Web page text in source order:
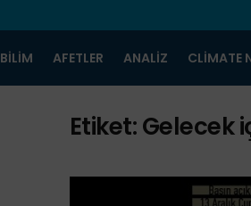
BILIM AFETLER ANALIZ CLIMATE
Etiket:Gelecek